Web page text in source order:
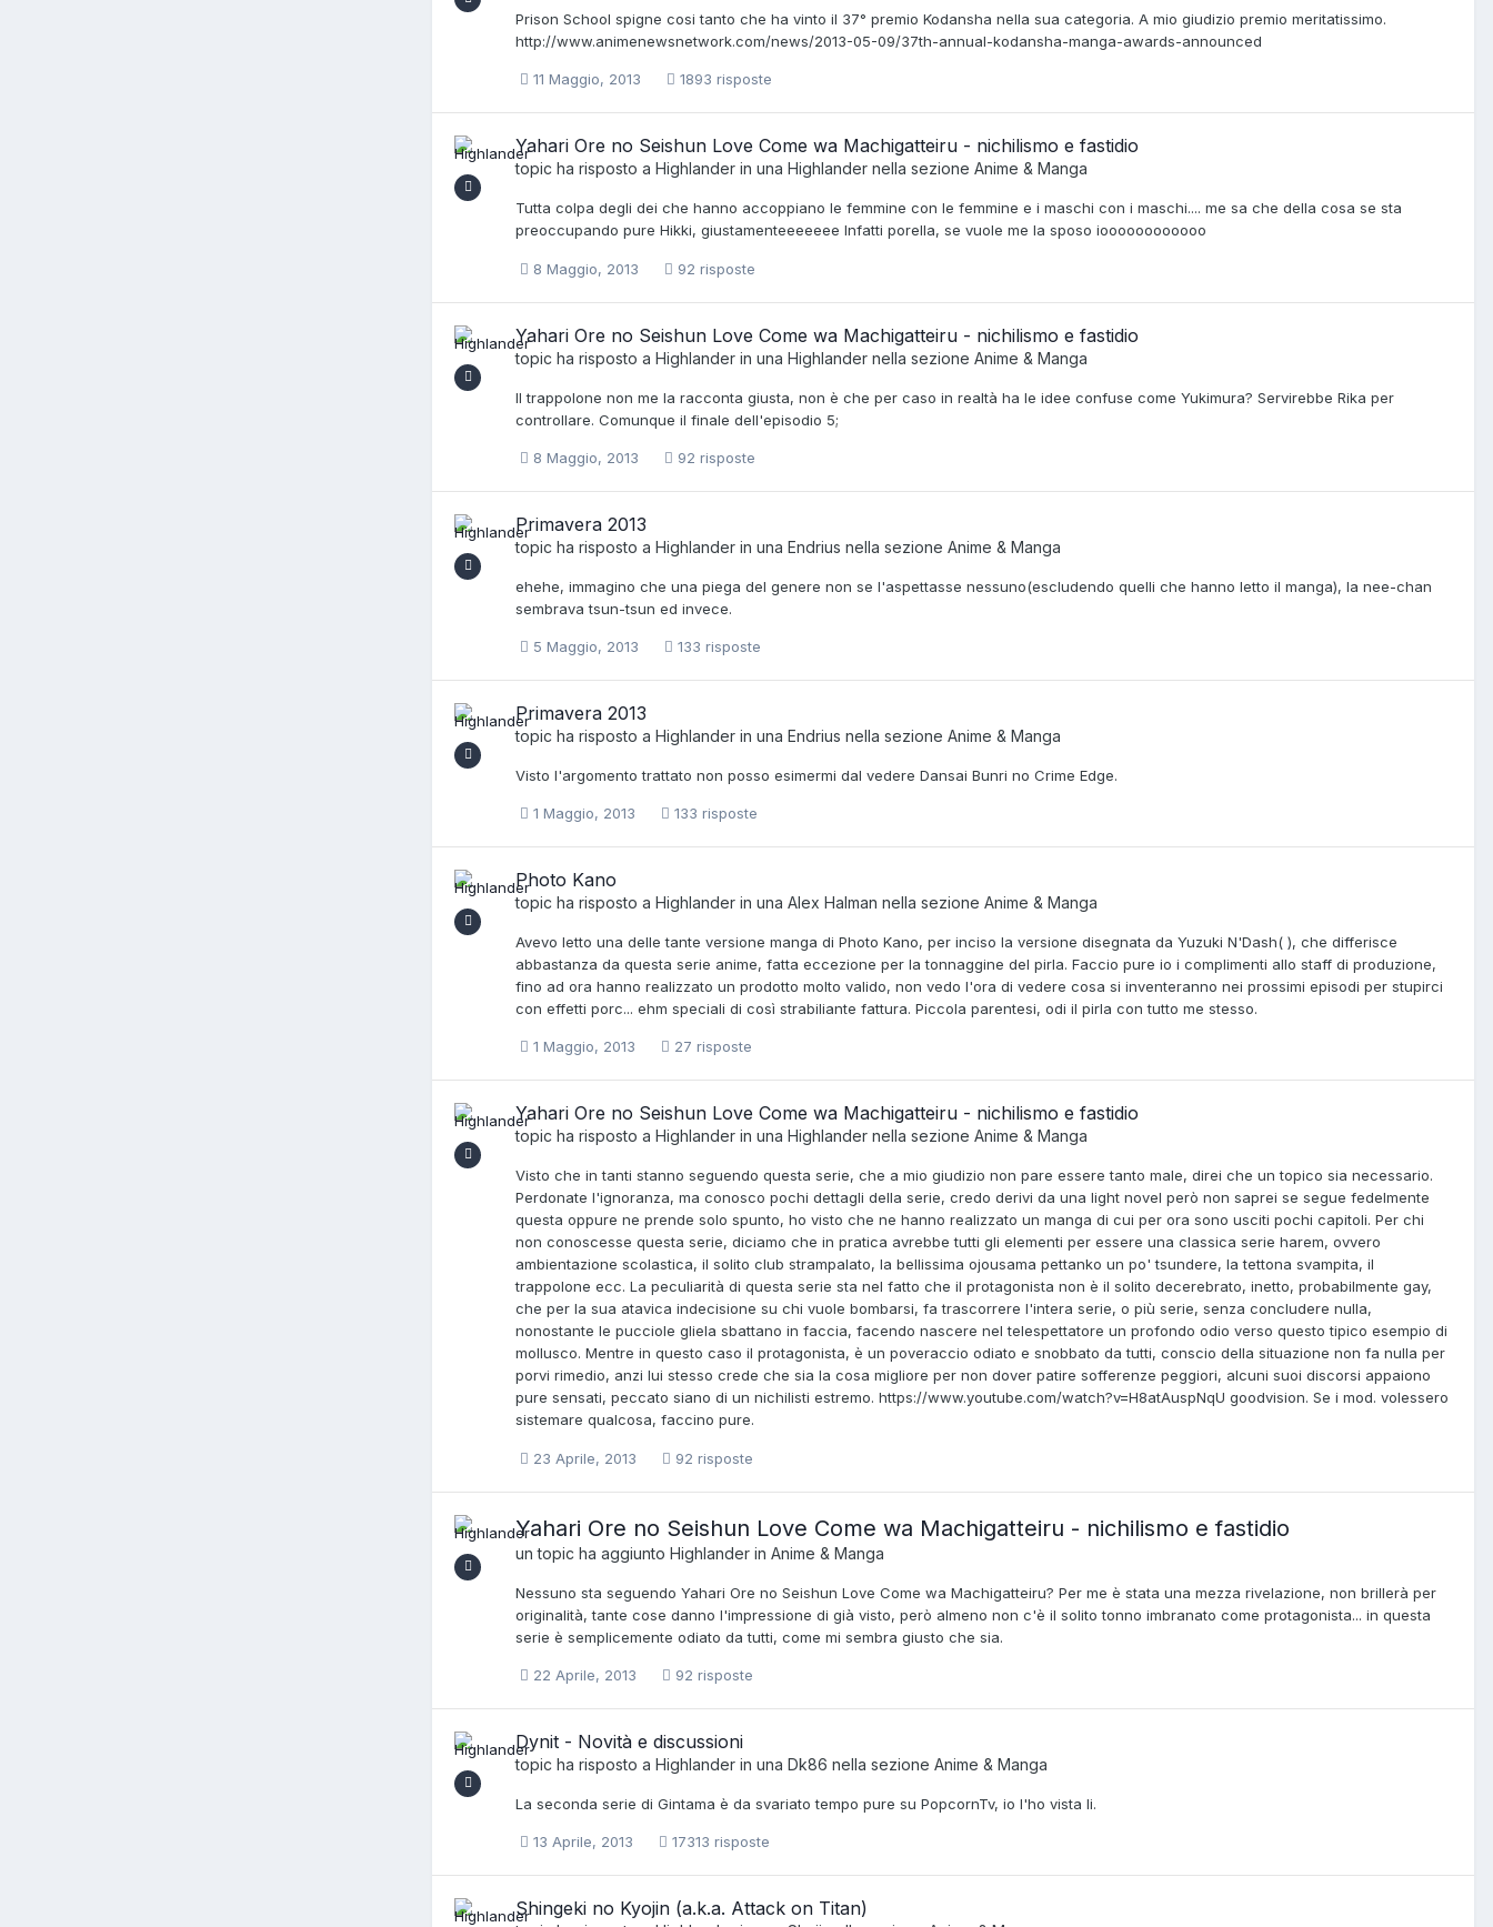
Prison School spigne cosi tanto che ha vinto il 37° premio Kodansha nella sua categoria. A mio giudizio premio meritatissimo.
http://www.animenewsnetwork.com/news/2013-05-09/37th-annual-kodansha-manga-awards-announced
11 Maggio, 2013 1893 risposte
Yahari Ore no Seishun Love Come wa Machigatteiru - nichilismo e fastidio
topic ha risposto a Highlander in una Highlander nella sezione Anime & Manga
Tutta colpa degli dei che hanno accoppiano le femmine con le femmine e i maschi con i maschi.... me sa che della cosa se sta
preoccupando pure Hikki, giustamenteeeeeee Infatti porella, se vuole me la sposo ioooooooooooo
8 Maggio, 2013 92 risposte
Yahari Ore no Seishun Love Come wa Machigatteiru - nichilismo e fastidio
topic ha risposto a Highlander in una Highlander nella sezione Anime & Manga
Il trappolone non me la racconta giusta, non è che per caso in realtà ha le idee confuse come Yukimura? Servirebbe Rika per
controllare. Comunque il finale dell'episodio 5;
8 Maggio, 2013 92 risposte
Primavera 2013
topic ha risposto a Highlander in una Endrius nella sezione Anime & Manga
ehehe, immagino che una piega del genere non se l'aspettasse nessuno(escludendo quelli che hanno letto il manga), la nee-chan
sembrava tsun-tsun ed invece.
5 Maggio, 2013 133 risposte
Primavera 2013
topic ha risposto a Highlander in una Endrius nella sezione Anime & Manga
Visto l'argomento trattato non posso esimermi dal vedere Dansai Bunri no Crime Edge.
1 Maggio, 2013 133 risposte
Photo Kano
topic ha risposto a Highlander in una Alex Halman nella sezione Anime & Manga
Avevo letto una delle tante versione manga di Photo Kano, per inciso la versione disegnata da Yuzuki N'Dash( ), che differisce
abbastanza da questa serie anime, fatta eccezione per la tonnaggine del pirla. Faccio pure io i complimenti allo staff di produzione,
fino ad ora hanno realizzato un prodotto molto valido, non vedo l'ora di vedere cosa si inventeranno nei prossimi episodi per stupirci
con effetti porc... ehm speciali di così strabiliante fattura. Piccola parentesi, odi il pirla con tutto me stesso.
1 Maggio, 2013 27 risposte
Yahari Ore no Seishun Love Come wa Machigatteiru - nichilismo e fastidio
topic ha risposto a Highlander in una Highlander nella sezione Anime & Manga
Visto che in tanti stanno seguendo questa serie, che a mio giudizio non pare essere tanto male, direi che un topico sia necessario.
Perdonate l'ignoranza, ma conosco pochi dettagli della serie, credo derivi da una light novel però non saprei se segue fedelmente
questa oppure ne prende solo spunto, ho visto che ne hanno realizzato un manga di cui per ora sono usciti pochi capitoli. Per chi
non conoscesse questa serie, diciamo che in pratica avrebbe tutti gli elementi per essere una classica serie harem, ovvero
ambientazione scolastica, il solito club strampalato, la bellissima ojousama pettanko un po' tsundere, la tettona svampita, il
trappolone ecc. La peculiarità di questa serie sta nel fatto che il protagonista non è il solito decerebrato, inetto, probabilmente gay,
che per la sua atavica indecisione su chi vuole bombarsi, fa trascorrere l'intera serie, o più serie, senza concludere nulla,
nonostante le pucciole gliela sbattano in faccia, facendo nascere nel telespettatore un profondo odio verso questo tipico esempio di
mollusco. Mentre in questo caso il protagonista, è un poveraccio odiato e snobbato da tutti, conscio della situazione non fa nulla per
porvi rimedio, anzi lui stesso crede che sia la cosa migliore per non dover patire sofferenze peggiori, alcuni suoi discorsi appaiono
pure sensati, peccato siano di un nichilisti estremo. https://www.youtube.com/watch?v=H8atAuspNqU goodvision. Se i mod. volessero
sistemare qualcosa, faccino pure.
23 Aprile, 2013 92 risposte
Yahari Ore no Seishun Love Come wa Machigatteiru - nichilismo e fastidio
un topic ha aggiunto Highlander in Anime & Manga
Nessuno sta seguendo Yahari Ore no Seishun Love Come wa Machigatteiru? Per me è stata una mezza rivelazione, non brillerà per
originalità, tante cose danno l'impressione di già visto, però almeno non c'è il solito tonno imbranato come protagonista... in questa
serie è semplicemente odiato da tutti, come mi sembra giusto che sia.
22 Aprile, 2013 92 risposte
Dynit - Novità e discussioni
topic ha risposto a Highlander in una Dk86 nella sezione Anime & Manga
La seconda serie di Gintama è da svariato tempo pure su PopcornTv, io l'ho vista li.
13 Aprile, 2013 17313 risposte
Shingeki no Kyojin (a.k.a. Attack on Titan)